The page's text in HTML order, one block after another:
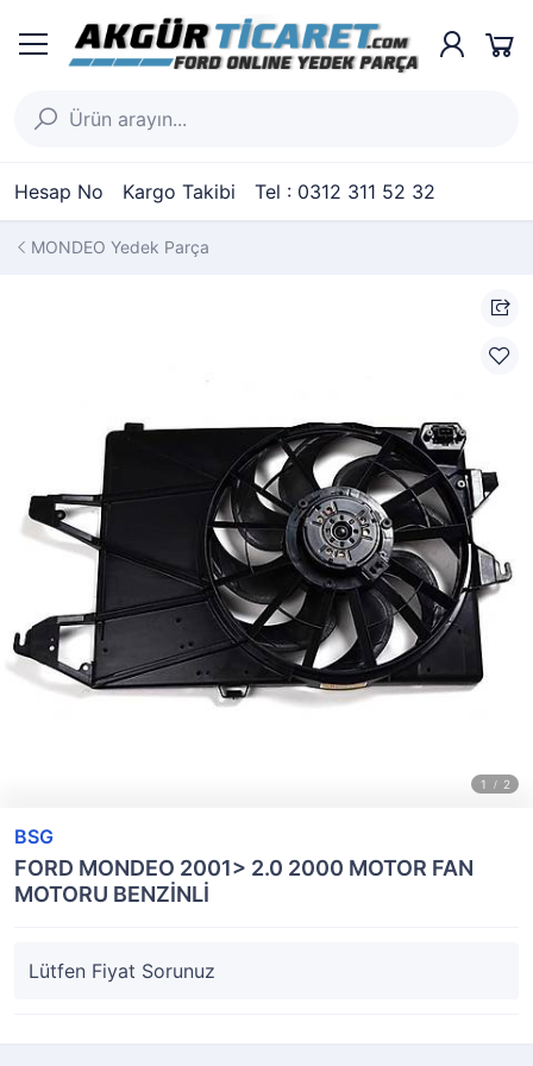
Hesap No Kargo Takibi Tel : 0312 311 52 32
MONDEO Yedek Parça
BSG
FORD MONDEO 2001> 2.0 2000 MOTOR FAN
MOTORU BENZİNLİ
Lütfen Fiyat Sorunuz